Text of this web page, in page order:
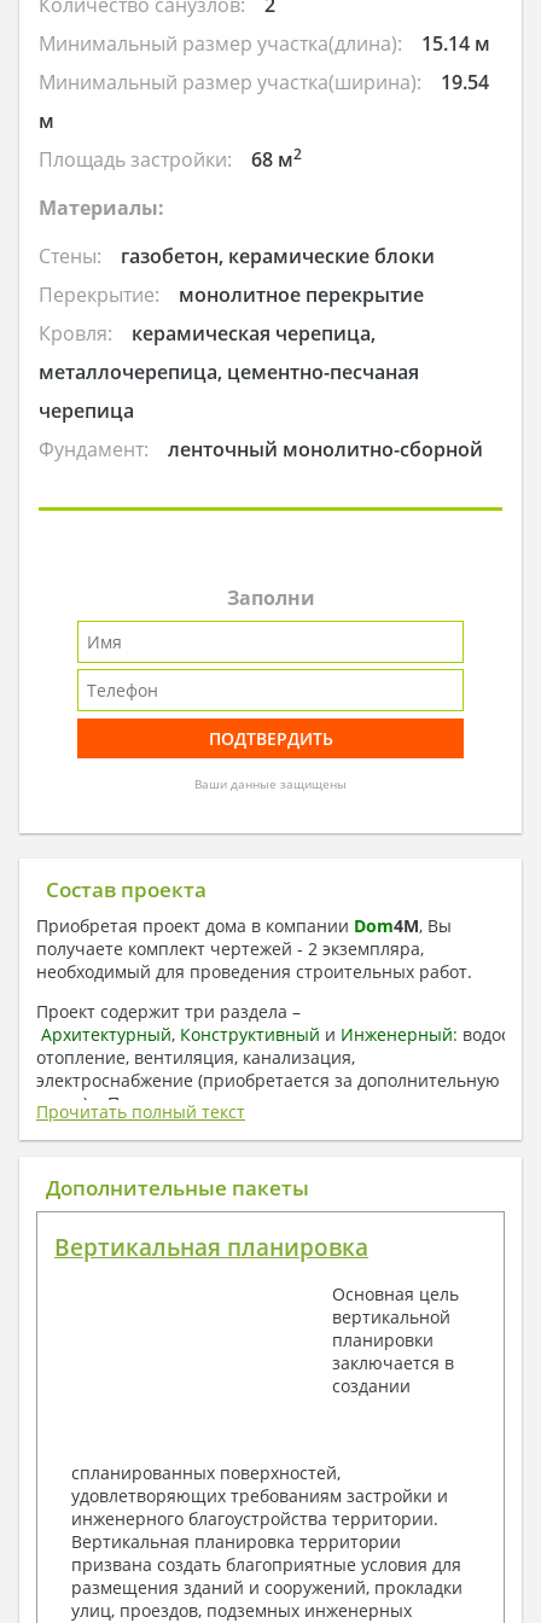
Минимальный размер участка(длина):
15.14 м
Минимальный размер участка(ширина):
19.54
м
Площадь застройки:
68 м2
Материалы:
Стены:
газобетон, керамические блоки
Перекрытие:
монолитное перекрытие
Кровля:
керамическая черепица,
металлочерепица, цементно-песчаная
черепица
Фундамент:
ленточный монолитно-сборной
Заполни
Ваши данные защищены
Состав проекта
Приобретая проект дома в компании Dom4M, Вы
получаете комплект чертежей - 2 экземпляра,
необходимый для проведения строительных работ.
Проект содержит три раздела –
Архитектурный, Конструктивный и Инженерный:
отопление, вентиляция, канализация,
электроснабжение (приобретается за дополнительную
плату) + Пояснительная записка.
1. Архитектурный раздел:
Общие данные по проекту
План координационных осей
Поэтажные маркировочные планы с
Разрезы и состав конструкций
Фасады с ведомостью внешних отделок
Элементы проемов – спецификация
Ведомость перемычек – сечения и
Архитектурные узлы в конструкциях
2. Конструктивный раздел:
Общие данные по проекту
Схемы расположения и расчеты фундаментов
Элементы каркаса – схемы расположения
Прочитать полный текст
Дополнительные пакеты
Вертикальная планировка
Основная цель
вертикальной
планировки
заключается в
создании
спланированных поверхностей,
удовлетворяющих требованиям застройки и
инженерного благоустройства территории.
Вертикальная планировка территории
призвана создать благоприятные условия для
размещения зданий и сооружений, прокладки
улиц, проездов, подземных инженерных